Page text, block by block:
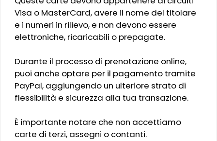
Visa o MasterCard, avere il nome del titolare
e i numeri in rilievo, e non devono essere
elettroniche, ricaricabili o prepagate.
Durante il processo di prenotazione online,
puoi anche optare per il pagamento tramite
PayPal, aggiungendo un ulteriore strato di
flessibilità e sicurezza alla tua transazione.
È importante notare che non accettiamo
carte di terzi, assegni o contanti.